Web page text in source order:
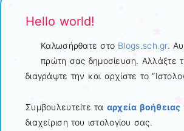
Hello world!
Καλωσήρθατε στο Blogs.sch.gr.
πρώτη σας δημοσίευση. Αλλάξτε
διαγράψτε την και αρχίστε το
Συμβουλευτείτε τα αρχεία βοήθειας
διαχείριση του ιστολογίου σας.